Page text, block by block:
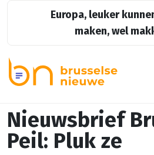
Europa, leuker
maken, wel
Nieuwsbrief
Peil: Pluk ze